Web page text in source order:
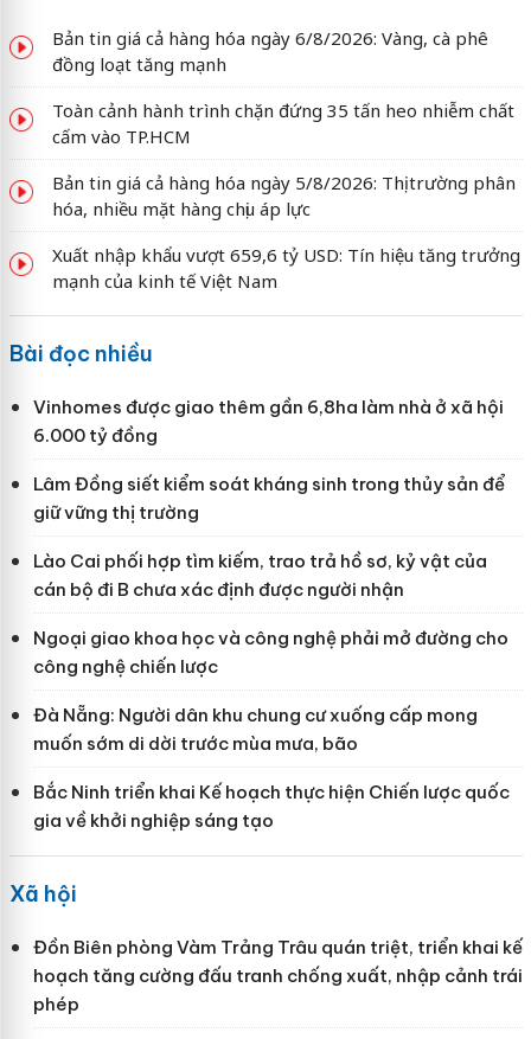
Bản tin giá cả hàng hóa ngày 6/8/2026: Vàng, cà phê
đồng loạt tăng mạnh
Toàn cảnh hành trình chặn đứng 35 tấn heo nhiễm chất
cấm vào TP.HCM
Bản tin giá cả hàng hóa ngày 5/8/2026: Thị trường phân
hóa, nhiều mặt hàng chịu áp lực
Xuất nhập khẩu vượt 659,6 tỷ USD: Tín hiệu tăng trưởng
mạnh của kinh tế Việt Nam
Bài đọc nhiều
Vinhomes được giao thêm gần 6,8ha làm nhà ở xã hội
6.000 tỷ đồng
Lâm Đồng siết kiểm soát kháng sinh trong thủy sản để
giữ vững thị trường
Lào Cai phối hợp tìm kiếm, trao trả hồ sơ, kỷ vật của
cán bộ đi B chưa xác định được người nhận
Ngoại giao khoa học và công nghệ phải mở đường cho
công nghệ chiến lược
Đà Nẵng: Người dân khu chung cư xuống cấp mong
muốn sớm di dời trước mùa mưa, bão
Bắc Ninh triển khai Kế hoạch thực hiện Chiến lược quốc
gia về khởi nghiệp sáng tạo
Xã hội
Đồn Biên phòng Vàm Trảng Trâu quán triệt, triển khai kế
hoạch tăng cường đấu tranh chống xuất, nhập cảnh trái
phép